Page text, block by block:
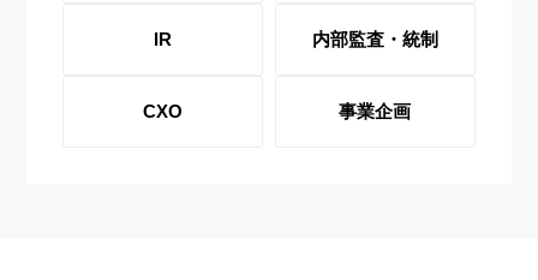
IR 内部監査・統制
CXO 事業企画